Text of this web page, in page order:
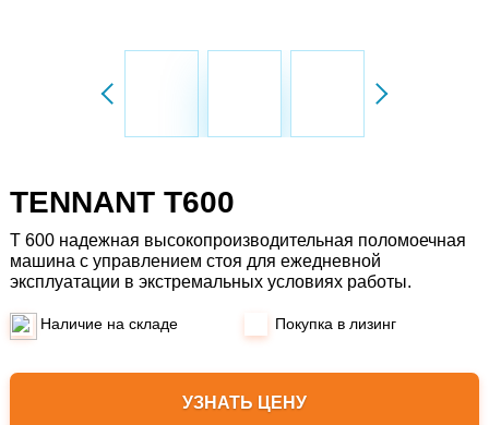
Previous Next
TENNANT Т600
Т 600 надежная высокопроизводительная поломоечная
машина с управлением стоя для ежедневной
эксплуатации в экстремальных условиях работы.
Наличие на складе Покупка в лизинг
УЗНАТЬ ЦЕНУ